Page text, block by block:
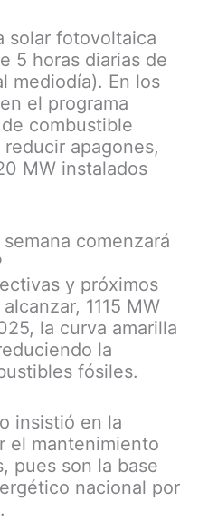
solar fotovoltaica
5 horas diarias de
mediodía). En los
el programa
combustible
apagones,
MW instalados
comenzará
y próximos
1115 MW
la curva amarilla
la
fósiles.
insistió en la
el mantenimiento
pues son la base
nacional por